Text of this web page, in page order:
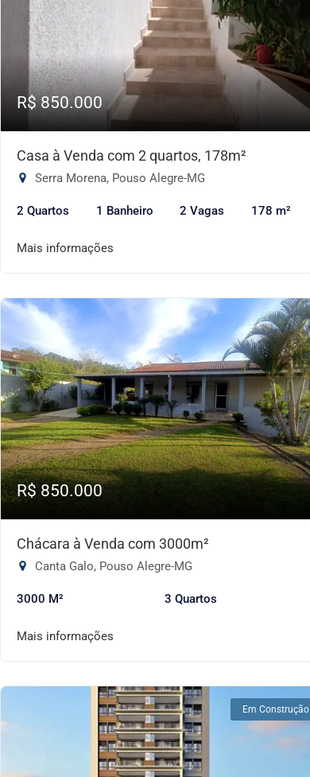
R$ 850.000
Casa à Venda com 2 quartos, 178m²
Serra Morena, Pouso Alegre-MG
2 Quartos 1 Banheiro 2 Vagas 178 m²
Mais informações
R$ 850.000
Chácara à Venda com 3000m²
Canta Galo, Pouso Alegre-MG
3000 M² 3 Quartos
Mais informações
Em Construção